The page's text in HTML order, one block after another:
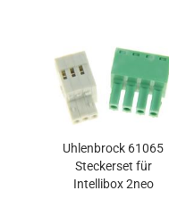
Uhlenbrock 61065
Steckerset für
Intellibox 2neo